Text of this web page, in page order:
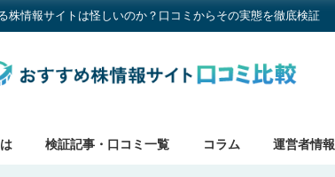
株情報サイトは怪しいのか？口コミからその実態を徹底検証
検証記事・口コミ一覧 コラム 運営者情報